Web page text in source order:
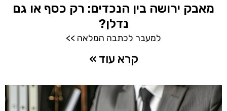
מאבק ירושה בין הנכדים: רק כסף או גם
נדלן?
למעבר לכתבה המלאה >>
קרא עוד »